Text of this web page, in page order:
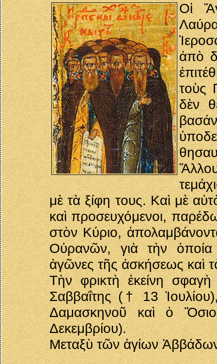
Οἱ
ἀπὸ
τοὺς
δὲν
μὲ τὰ ξίφη τους. Καὶ μὲ
καὶ προσευχόμενοι,
στὸν Κύριο,
Οὐρανῶν, γιὰ τὴν
ἀγῶνες τῆς ἀσκήσεως καὶ
Τὴν φρικτὴ ἐκείνη
Σαββαΐτης († 13
Δαμασκηνοῦ καὶ ὁ
Δεκεμβρίου).
Μεταξὺ τῶν ἁγίων